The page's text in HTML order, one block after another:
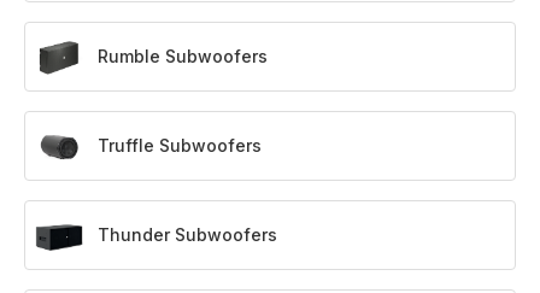
Rumble Subwoofers
Truffle Subwoofers
Thunder Subwoofers